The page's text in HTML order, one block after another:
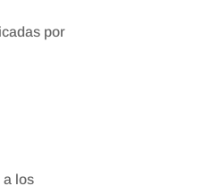
por
a los